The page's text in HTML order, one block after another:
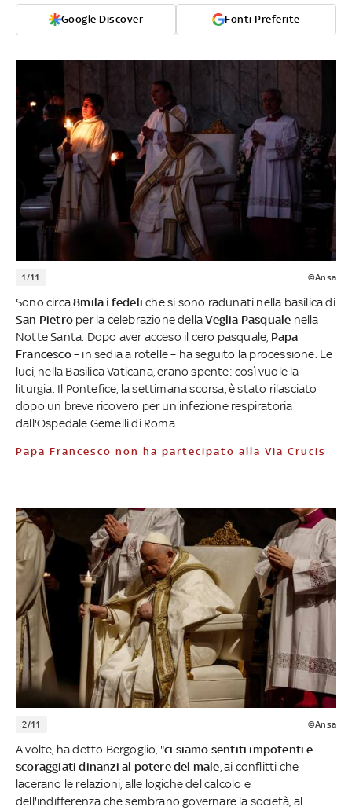
Google Discover Fonti Preferite
1/11 ©Ansa
Sono circa8mila i fedeli che si sono radunati nella basilica di
San Pietro per la celebrazione dellaVeglia Pasquale nella
Notte Santa. Dopo aver acceso il cero pasquale, Papa
Francesco– in sedia a rotelle – ha seguito la processione. Le
luci, nella Basilica Vaticana, erano spente: così vuole la
liturgia. Il Pontefice, la settimana scorsa, è stato rilasciato
dopo un breve ricovero per un'infezione respiratoria
dall'Ospedale Gemelli di Roma
Papa Francesco non ha partecipato alla Via Crucis
2/11 ©Ansa
A volte, ha detto Bergoglio, "ci siamo sentiti impotenti e
scoraggiati dinanzi al potere del male , ai conflitti che
lacerano le relazioni, alle logiche del calcolo e
dell'indifferenza che sembrano governare la società, al